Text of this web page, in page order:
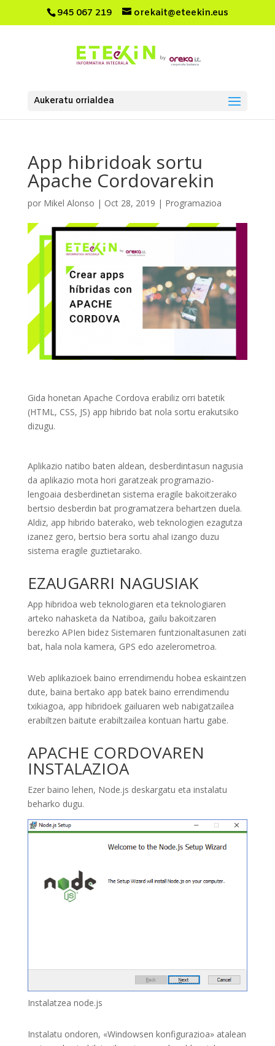
945 067 219 orekait@eteekin.eus
Aukeratu orrialdea
App hibridoak sortu
Apache Cordovarekin
por Mikel Alonso | Oct 28, 2019 | Programazioa
Gida honetan Apache Cordova erabiliz orri batetik
(HTML, CSS, JS) app hibrido bat nola sortu erakutsiko
dizugu.
Aplikazio natibo baten aldean, desberdintasun nagusia
da aplikazio mota hori garatzeak programazio-
lengoaia desberdinetan sistema eragile bakoitzerako
bertsio desberdin bat programatzera behartzen duela.
Aldiz, app hibrido baterako, web teknologien ezagutza
izanez gero, bertsio bera sortu ahal izango duzu
sistema eragile guztietarako.
EZAUGARRI NAGUSIAK
App hibridoa web teknologiaren eta teknologiaren
arteko nahasketa da Natiboa, gailu bakoitzaren
berezko APIen bidez Sistemaren funtzionaltasunen zati
bat, hala nola kamera, GPS edo azelerometroa.
Web aplikazioek baino errendimendu hobea eskaintzen
dute, baina bertako app batek baino errendimendu
txikiagoa, app hibridoek gailuaren web nabigatzailea
erabiltzen baitute erabiltzailea kontuan hartu gabe.
APACHE CORDOVAREN
INSTALAZIOA
Ezer baino lehen, Node.js deskargatu eta instalatu
beharko dugu.
Instalatzea node.js
Instalatu ondoren, «Windowsen konfigurazioa» atalean